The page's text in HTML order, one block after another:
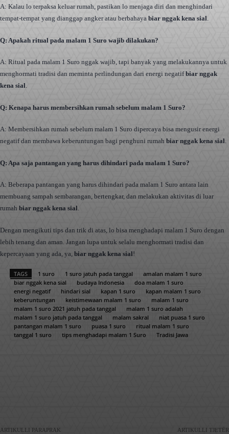
A: Kalau lo terpaksa keluar rumah, pastikan lo menjaga diri dan menghindari
tempat-tempat yang dianggap angker atau berbahaya biar nggak kena sial.
Q: Apakah ritual pada malam 1 Suro wajib dilakukan?
A: Ritual pada malam 1 Suro nggak wajib, tapi banyak yang melakukannya untuk
menghormati tradisi dan meminta perlindungan dari energi negatifbiar nggak
kena sial.
Q: Kenapa harus membersihkan rumah sebelum malam 1 Suro?
A: Membersihkan rumah sebelum malam 1 Suro dipercaya bisa mengusir energi
negatif dan membawa keberuntungan bagi penghuni rumah biar nggak kena sial.
Q: Apa saja pantangan yang harus dihindari pada malam 1 Suro?
A: Beberapa pantangan yang harus dihindari pada malam 1 Suro antara lain
membuang sampah sembarangan, bertengkar, dan melakukan aktivitas di luar
rumah biar nggak kena sial.
Dengan mengikuti tips dan trik di atas, lo bisa menghadapi malam 1 Suro dengan
lebih tenang dan aman. Jangan lupa untuk selalu menghormati tradisi dan
kepercayaan yang ada, ya, biar nggak kena sial!
TAGS 1 suro 1 suro jatuh pada tanggal
amalan malam 1 suro
biar nggak kena sial
budaya Indonesia
doa malam 1 suro
energi negatif
hindari sial kapan 1 suro
kapan malam 1 suro
keberuntungan
keistimewaan malam 1 suro
malam 1 suro
malam 1 suro 2021 jatuh pada tanggal
malam 1 suro adalah
malam 1 suro jatuh pada tanggal
malam sakral
niat puasa 1 suro
pantangan malam 1 suro
puasa 1 suro
ritual malam 1 suro
tanggal 1 suro
tips menghadapi malam 1 Suro Tradisi Jawa
ARTIKULLI PARAPRAK ARTIKULLI TJETËR